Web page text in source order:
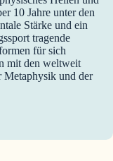
10 Jahre unter den
Stärke und ein
tragende
für sich
mit den weltweit
Metaphysik und der